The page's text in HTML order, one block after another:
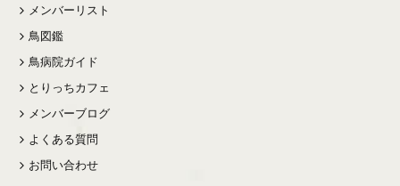
メンバーリスト
鳥図鑑
鳥病院ガイド
とりっちカフェ
メンバーブログ
よくある質問
お問い合わせ